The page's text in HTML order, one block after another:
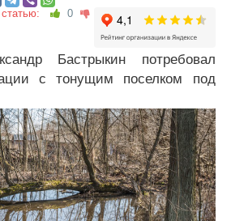
0
Бастрыкин потребовал
с тонущим поселком под